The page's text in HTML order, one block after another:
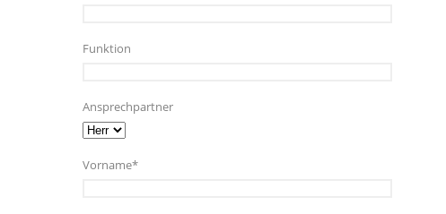
Funktion
Ansprechpartner
Vorname*